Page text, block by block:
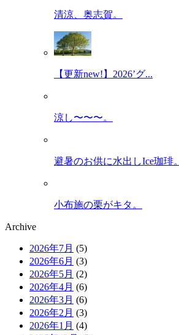
清涼、奥志賀。
【更新new!】2026’グ...
涼し〜〜〜。
避暑のお供に水出しIce珈琲。
小布施の栗がキタ。
Archive
2026年7月 (5)
2026年6月 (3)
2026年5月 (2)
2026年4月 (6)
2026年3月 (6)
2026年2月 (3)
2026年1月 (4)